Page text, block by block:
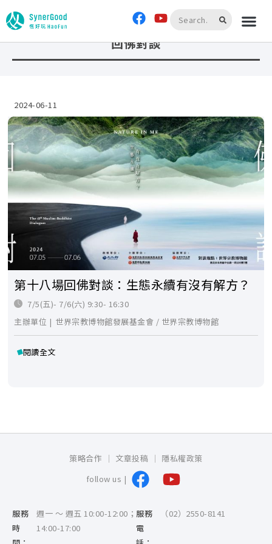
首頁»回佛對談
回佛對談
2024-06-11
第十八場回佛對談：生態永續有沒有解方？
7/5(五)- 7/6(六) 9:30- 16:30
主辦單位 | 世界宗教博物館發展基金會 / 世界宗教博物館
閱讀全文
服務
時
週一 ～ 週五 10:00-12:00；
14:00-17:00
服務
電
（02）2550-8141
策略合作 文章投稿
隱私權政策
follow us |